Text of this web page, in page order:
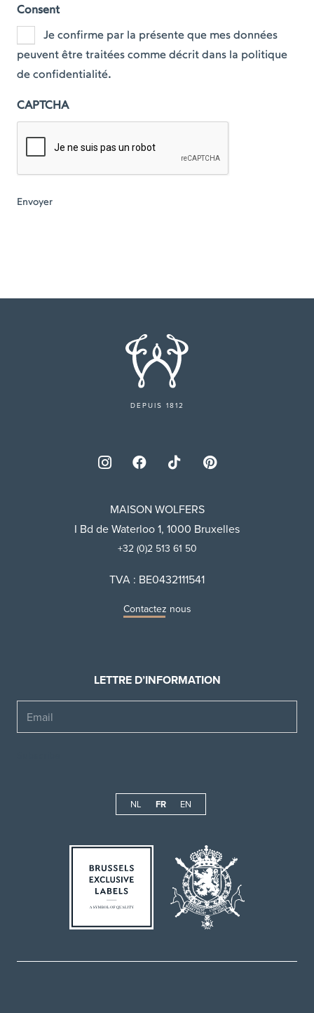
Consent
Je confirme par la présente que mes données
peuvent être traitées comme décrit dans la politique
de confidentialité.
CAPTCHA
DEPUIS 1812
MAISON WOLFERS
I Bd de Waterloo 1, 1000 Bruxelles
+32 (0)2 513 61 50
TVA : BE0432111541
Contactez nous
LETTRE D’INFORMATION
NL FR EN